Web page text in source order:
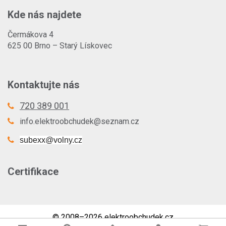
Kde nás najdete
Čermákova 4
625 00 Brno – Starý Lískovec
Kontaktujte nás
720 389 001
info.elektroobchudek@seznam.cz
subexx@volny.cz
Certifikace
© 2008–2026 elektroobchudek.cz